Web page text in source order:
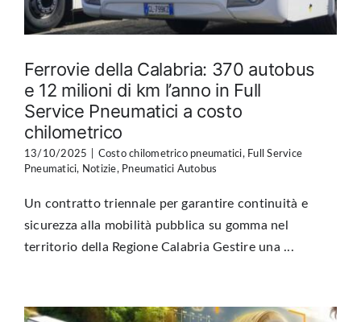
Ferrovie della Calabria: 370 autobus
e 12 milioni di km l’anno in Full
Service Pneumatici a costo
chilometrico
13/10/2025 Costo chilometrico pneumatici, Full Service
Pneumatici, Notizie, Pneumatici Autobus
Un contratto triennale per garantire continuità e
sicurezza alla mobilità pubblica su gomma nel
territorio della Regione Calabria Gestire una ...